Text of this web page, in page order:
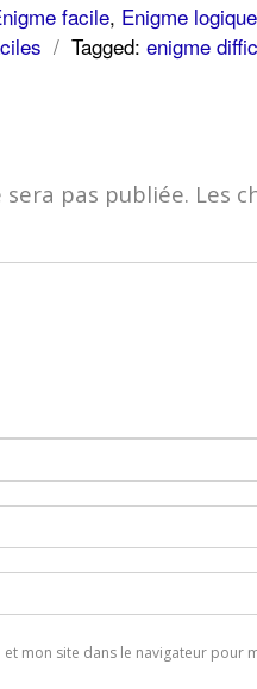
facile, Enigme logique
/ Tagged: enigme
pas publiée. Les
mon site dans le navigateur pour